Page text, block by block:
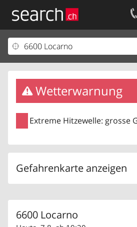
Wetterwarnung
Extreme Hitzewelle: grosse
Gefahrenkarte anzeigen
6600 Locarno
Ihr Eintrag
Kundencenter Geschäftskunden
Impressum